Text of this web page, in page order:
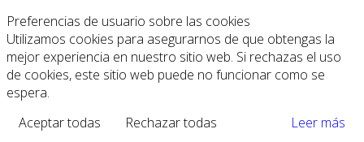
Preferencias de usuario sobre las cookies
Utilizamos cookies para asegurarnos de que obtengas la
mejor experiencia en nuestro sitio web. Si rechazas el uso
de cookies, este sitio web puede no funcionar como se
espera.
Aceptar todas
Rechazar todas
Leer más